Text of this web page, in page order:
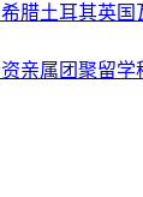
希腊土耳其英国
亲属团聚留学